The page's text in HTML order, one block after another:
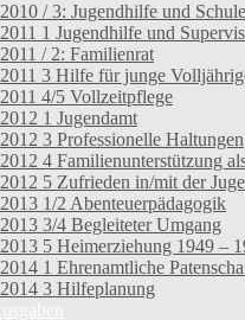
2010 / 3: Jugendhilfe und Schule
2011 1 Jugendhilfe und
2011 / 2: Familienrat
2011 3 Hilfe für junge
2011 4/5 Vollzeitpflege
2012 1 Jugendamt
2012 3 Professionelle Haltungen
2012 4 Familienunterstützung
2012 5 Zufrieden in/mit der
2013 1/2 Abenteuerpädagogik
2013 3/4 Begleiteter Umgang
2013 5 Heimerziehung 1949 –
2014 1 Ehrenamtliche
2014 3 Hilfeplanung